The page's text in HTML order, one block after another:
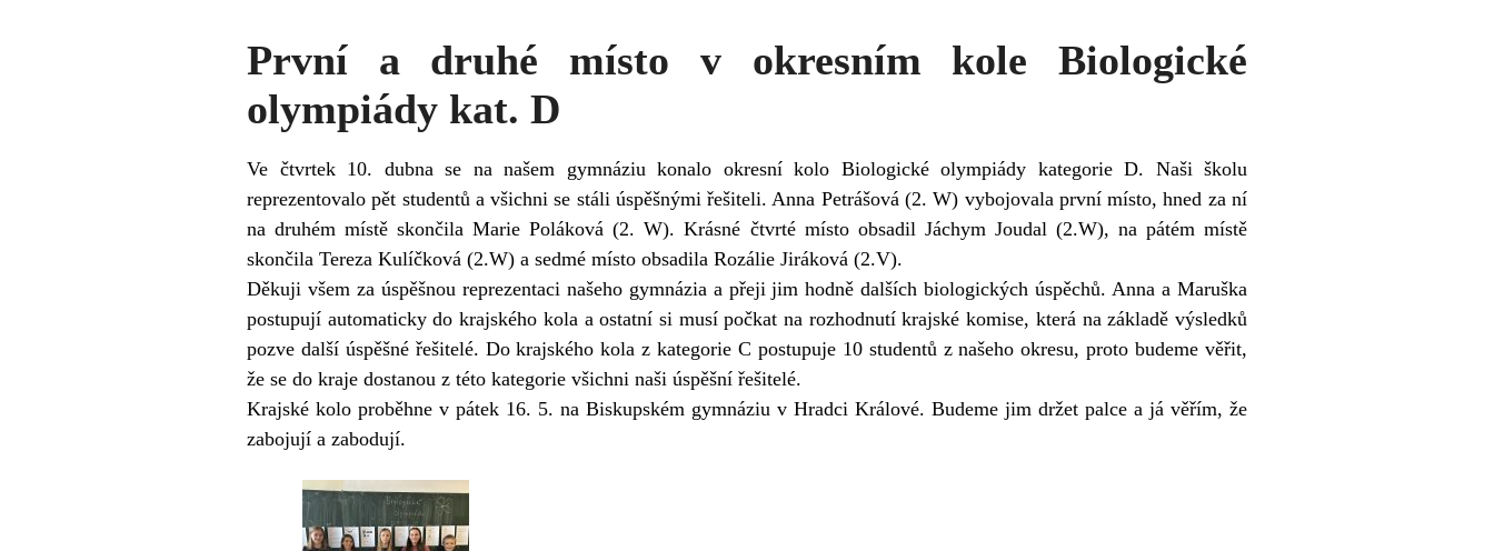
První a druhé místo v okresním kole Biologické
olympiády kat. D
Ve čtvrtek 10. dubna se na našem gymnáziu konalo okresní kolo Biologické olympiády kategorie D. Naši školu
reprezentovalo pět studentů a všichni se stáli úspěšnými řešiteli. Anna Petrášová (2. W) vybojovala první místo, hned za ní
na druhém místě skončila Marie Poláková (2. W). Krásné čtvrté místo obsadil Jáchym Joudal (2.W), na pátém místě
skončila Tereza Kulíčková (2.W) a sedmé místo obsadila Rozálie Jiráková (2.V).
Děkuji všem za úspěšnou reprezentaci našeho gymnázia a přeji jim hodně dalších biologických úspěchů. Anna a Maruška
postupují automaticky do krajského kola a ostatní si musí počkat na rozhodnutí krajské komise, která na základě výsledků
pozve další úspěšné řešitelé. Do krajského kola z kategorie C postupuje 10 studentů z našeho okresu, proto budeme věřit,
že se do kraje dostanou z této kategorie všichni naši úspěšní řešitelé.
Krajské kolo proběhne v pátek 16. 5. na Biskupském gymnáziu v Hradci Králové. Budeme jim držet palce a já věřím, že
zabojují a zabodují.